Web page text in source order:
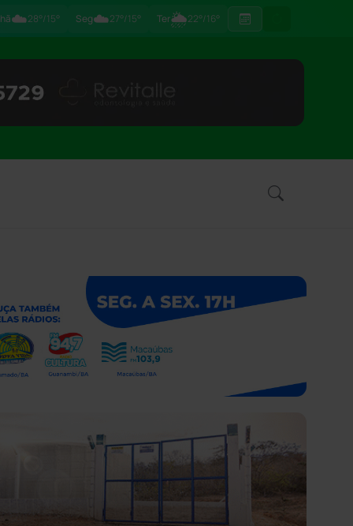
☁️28°/15° Seg☁️27°/15° Ter🌦22°/16°